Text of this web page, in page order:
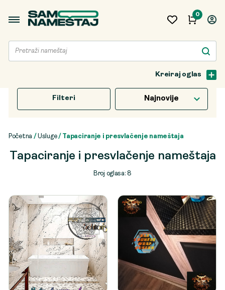
0
Kreiraj oglas
Početna /Usluge/ Tapaciranje i presvlačenje nameštaja
Tapaciranje i presvlačenje nameštaja
Broj oglasa: 8
Filteri Najnovije